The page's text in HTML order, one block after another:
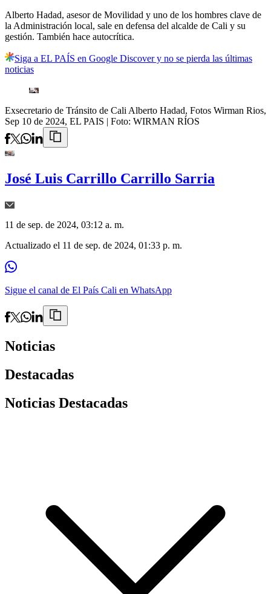
Alberto Hadad, asesor de Movilidad y uno de los hombres clave de
la Administración local, sale en defensa del alcalde de Cali y su
gestión. También hace autocrítica.
Siga a EL PAÍS en Google Discover y no se pierda las últimas
noticias
Exsecretario de Tránsito de Cali Alberto Hadad, Fotos Wirman Rios,
Sep 10 de 2024, EL PAIS | Foto: WIRMAN RÍOS
José Luis Carrillo Carrillo Sarria
11 de sep. de 2024, 03:12 a. m.
Actualizado el 11 de sep. de 2024, 01:33 p. m.
Sigue el canal de El País Cali en WhatsApp
Noticias
Destacadas
Noticias Destacadas